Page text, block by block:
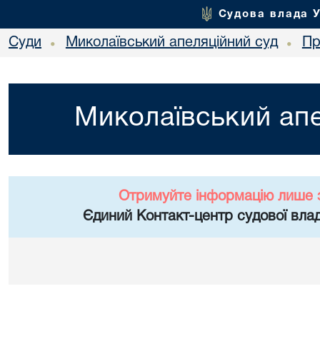
Судова влада
Суди • Миколаївський апеляційний суд •
Миколаївський
Отримуйте інформацію лише
Єдиний Контакт-центр судової